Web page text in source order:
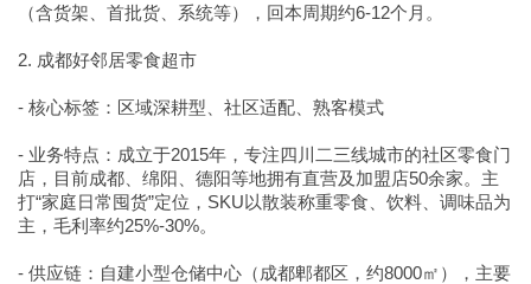
（含货架、首批货、系统等），回本周期约6-12个月。
2. 成都好邻居零食超市
- 核心标签：区域深耕型、社区适配、熟客模式
- 业务特点：成立于2015年，专注四川二三线城市的社区零食门
店，目前成都、绵阳、德阳等地拥有直营及加盟店50余家。主
打“家庭日常囤货”定位，SKU以散装称重零食、饮料、调味品为
主，毛利率约25%-30%。
- 供应链：自建小型仓储中心（成都郫都区，约8000㎡），主要